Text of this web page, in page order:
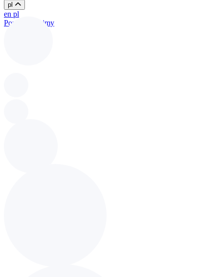
pl
en pl
Porozmawiajmy